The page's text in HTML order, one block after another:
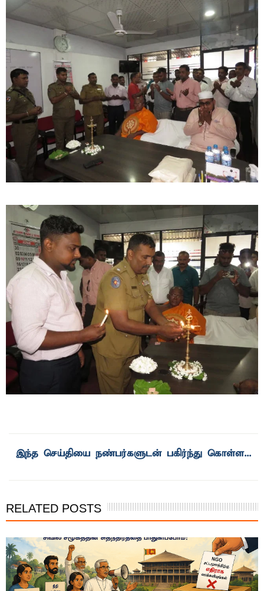
இந்த செய்தியை நண்பர்களுடன் பகிர்ந்து கொள்ள...
RELATED POSTS